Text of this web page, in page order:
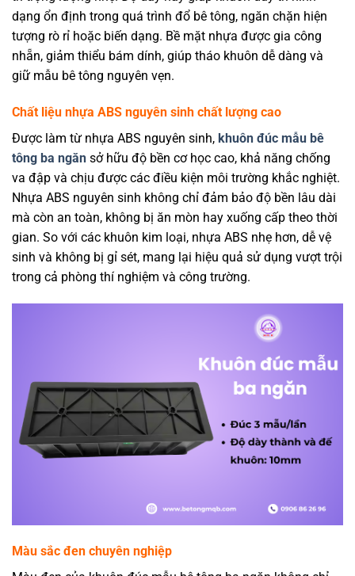
dạng ổn định trong quá trình đổ bê tông, ngăn chặn hiện
tượng rò rỉ hoặc biến dạng. Bề mặt nhựa được gia công
nhẵn, giảm thiểu bám dính, giúp tháo khuôn dễ dàng và
giữ mẫu bê tông nguyên vẹn.
Chất liệu nhựa ABS nguyên sinh chất lượng cao
Được làm từ nhựa ABS nguyên sinh, khuôn đúc mẫu bê
tông ba ngăn sở hữu độ bền cơ học cao, khả năng chống
va đập và chịu được các điều kiện môi trường khắc nghiệt.
Nhựa ABS nguyên sinh không chỉ đảm bảo độ bền lâu dài
mà còn an toàn, không bị ăn mòn hay xuống cấp theo thời
gian. So với các khuôn kim loại, nhựa ABS nhẹ hơn, dễ vệ
sinh và không bị gỉ sét, mang lại hiệu quả sử dụng vượt trội
trong cả phòng thí nghiệm và công trường.
Màu sắc đen chuyên nghiệp